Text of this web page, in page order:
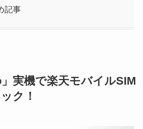
記事
」実機で楽天モバイルSIM
ク！